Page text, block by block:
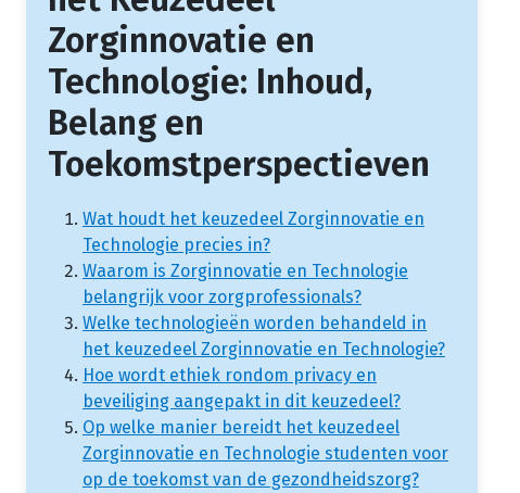
Zorginnovatie en
Technologie: Inhoud,
Belang en
Toekomstperspectieven
Wat houdt het keuzedeel Zorginnovatie en
Technologie precies in?
Waarom is Zorginnovatie en Technologie
belangrijk voor zorgprofessionals?
Welke technologieën worden behandeld in
het keuzedeel Zorginnovatie en Technologie?
Hoe wordt ethiek rondom privacy en
beveiliging aangepakt in dit keuzedeel?
Op welke manier bereidt het keuzedeel
Zorginnovatie en Technologie studenten voor
op de toekomst van de gezondheidszorg?